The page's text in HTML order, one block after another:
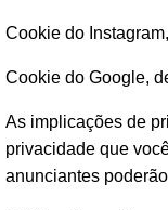
Cookie do
Cookie do Google,
As implicações de
privacidade que
anunciantes